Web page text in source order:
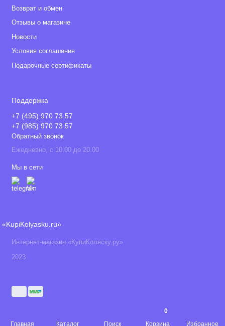
Главная Каталог Поиск Корзина
0
Избранное
Возврат и обмен
Отзывы о магазине
Новости
Условия соглашения
Подарочные сертификаты
Поддержка
+7 (495) 970 73 57
+7 (985) 970 73 57
Обратный звонок
Ежедневно, с 10.00 до 20.00
Мы в сети
«KupiKolyasku.ru»
Интернет-магазин «КупиКоляску.ру»
2023